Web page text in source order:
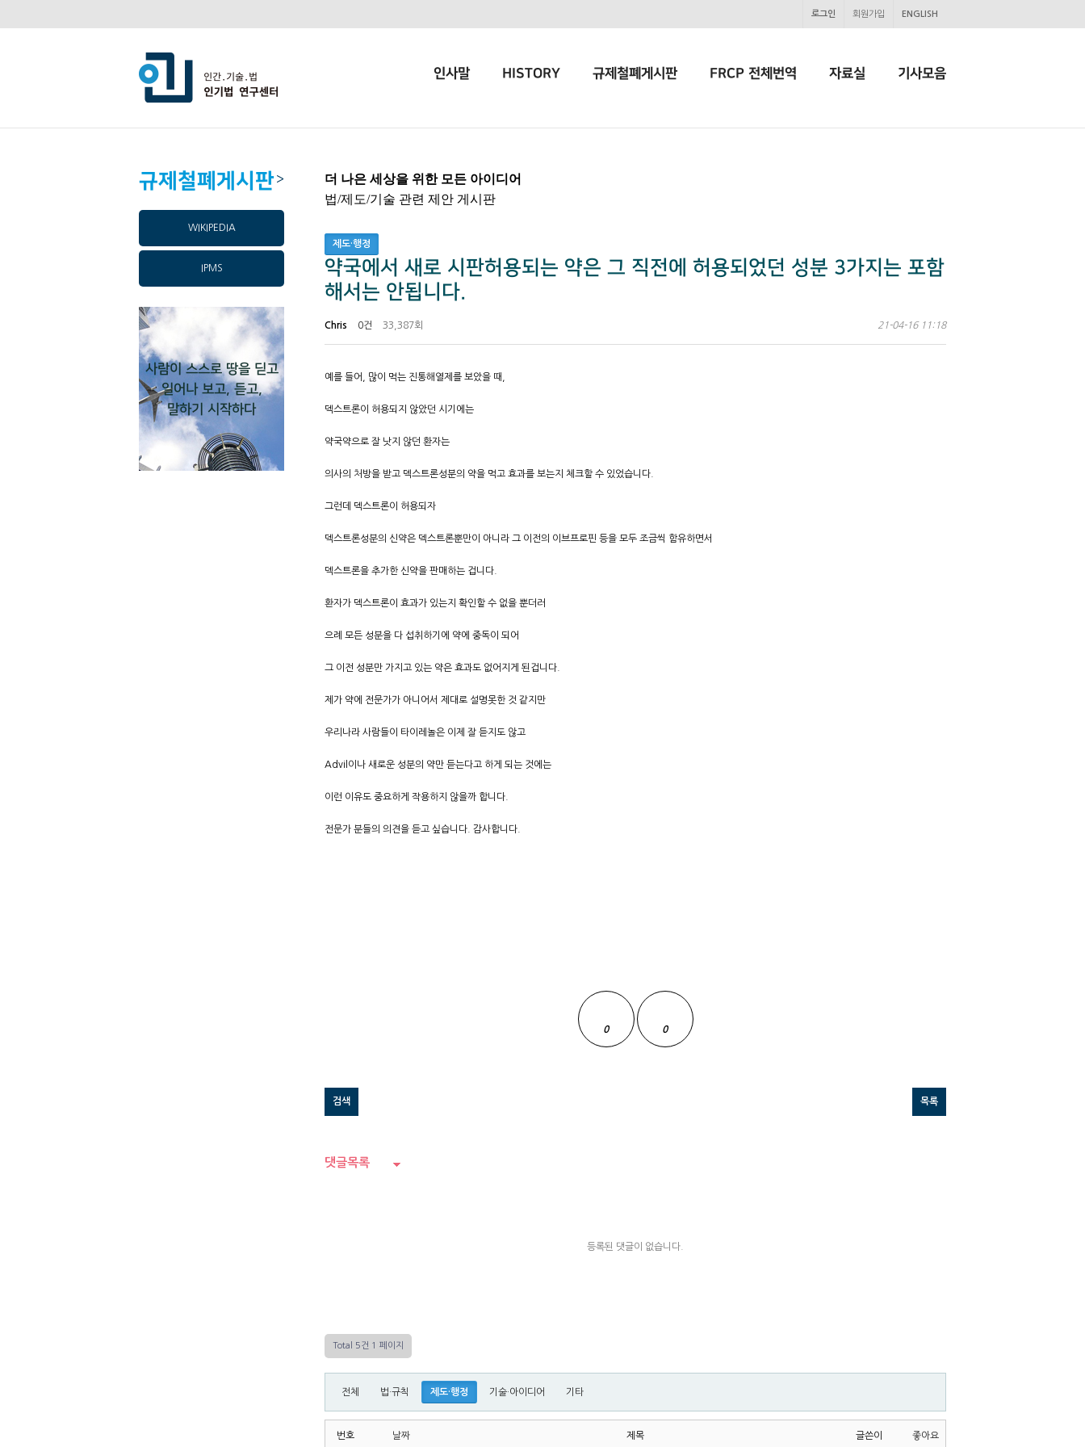
ENGLISH
회원가입
로그인
인사말 HISTORY 규제철폐게시판 FRCP 전체번역 자료실 기사모음
더 나은 세상을 위한 모든 아이디어
법/제도/기술 관련 제안 게시판
제도·행정
약국에서 새로 시판허용되는 약은 그 직전에 허용되었던 성분 3가지는 포함
해서는 안됩니다.
Chris 0건 33,387회 21-04-16 11:18
예를 들어, 많이 먹는 진통해열제를 보았을 때,
덱스트론이 허용되지 않았던 시기에는
약국약으로 잘 낫지 않던 환자는
의사의 처방을 받고 덱스트론성분의 약을 먹고 효과를 보는지 체크할 수 있었습니다.
그런데 덱스트론이 허용되자
덱스트론성분의 신약은 덱스트론뿐만이 아니라 그 이전의 이브프로핀 등을 모두 조금씩 함유하면서
덱스트론을 추가한 신약을 판매하는 겁니다.
환자가 덱스트론이 효과가 있는지 확인할 수 없을 뿐더러
으례 모든 성분을 다 섭취하기에 약에 중독이 되어
그 이전 성분만 가지고 있는 약은 효과도 없어지게 된겁니다.
제가 약에 전문가가 아니어서 제대로 설명못한 것 같지만
우리나라 사람들이 타이레놀은 이제 잘 듣지도 않고
Advil이나 새로운 성분의 약만 듣는다고 하게 되는 것에는
이런 이유도 중요하게 작용하지 않을까 합니다.
전문가 분들의 의견을 듣고 싶습니다. 감사합니다.
0 0
검색 목록
댓글목록
등록된 댓글이 없습니다.
Total 5건 1 페이지
전체 법·규칙 제도·행정 기술·아이디어 기타
번호 날짜 제목 글쓴이 좋아요
규제철폐게시판>
WIKIPEDIA
IPMS
사람이 스스로 땅을 딛고
일어나 보고, 듣고,
말하기 시작하다